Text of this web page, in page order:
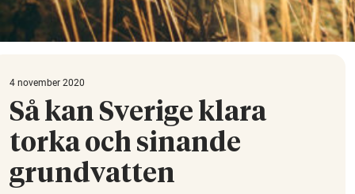
4 november 2020
Så kan Sverige klara
torka och sinande
grundvatten